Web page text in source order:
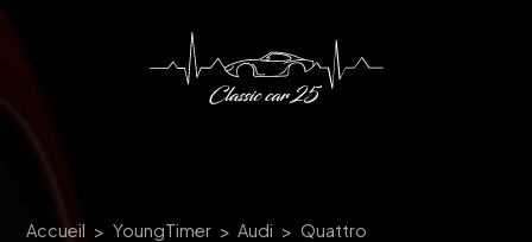
Accueil YoungTimer Audi
Quattro